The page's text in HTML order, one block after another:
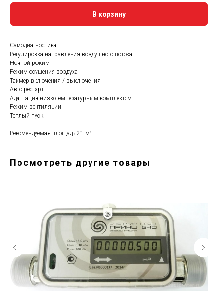
В корзину
Самодиагностика
Регулировка направления воздушного потока
Ночной режим
Режим осушения воздуха
Таймер включения / выключения
Авто-рестарт
Адаптация низкотемпературным комплектом
Режим вентиляции
Теплый пуск
Рекомендуемая площадь 21 м²
Посмотреть другие товары